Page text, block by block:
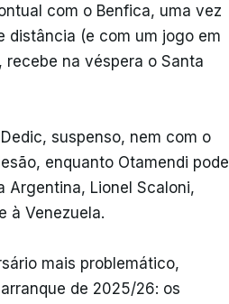
com o Benfica, uma vez
distância (e com um jogo em
na véspera o Santa
suspenso, nem com o
enquanto Otamendi pode
Argentina, Lionel Scaloni,
à Venezuela.
mais problemático,
de 2025/26: os